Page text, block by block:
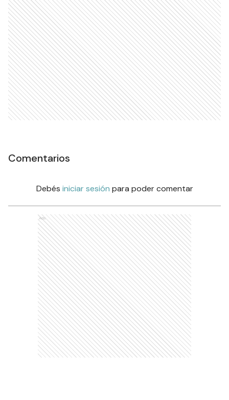
Comentarios
Debés iniciar sesión para poder comentar
Ads